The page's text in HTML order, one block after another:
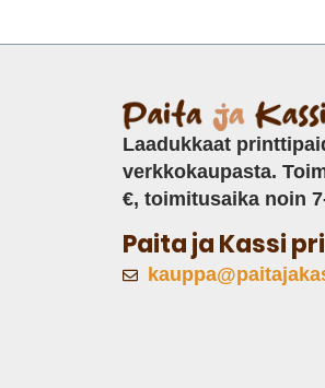
Laadukkaat
verkkokaupasta.
€, toimitusaika noin
Paita ja Kassi